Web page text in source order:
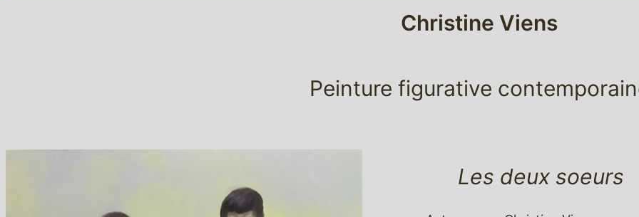
Christine Viens
Peinture figurative
Les deux soeurs